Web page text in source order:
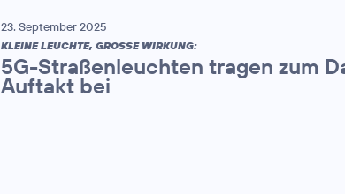
23. September 2025
KLEINE LEUCHTE, GROSSE WIRKUNG:
5G-Straßenleuchten tragen zum
Auftakt bei